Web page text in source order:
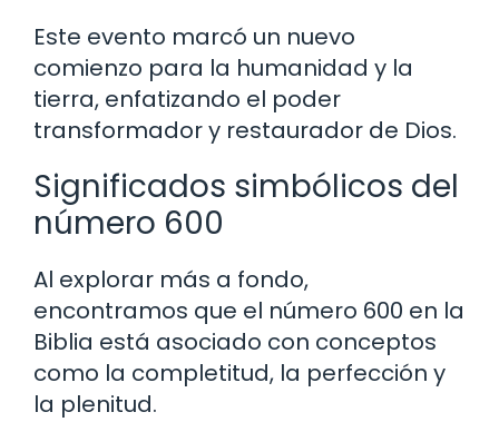
Este evento marcó un nuevo
comienzo para la humanidad y la
tierra, enfatizando el poder
transformador y restaurador de Dios.
Significados simbólicos del
número 600
Al explorar más a fondo,
encontramos que el número 600 en la
Biblia está asociado con conceptos
como la completitud, la perfección y
la plenitud.